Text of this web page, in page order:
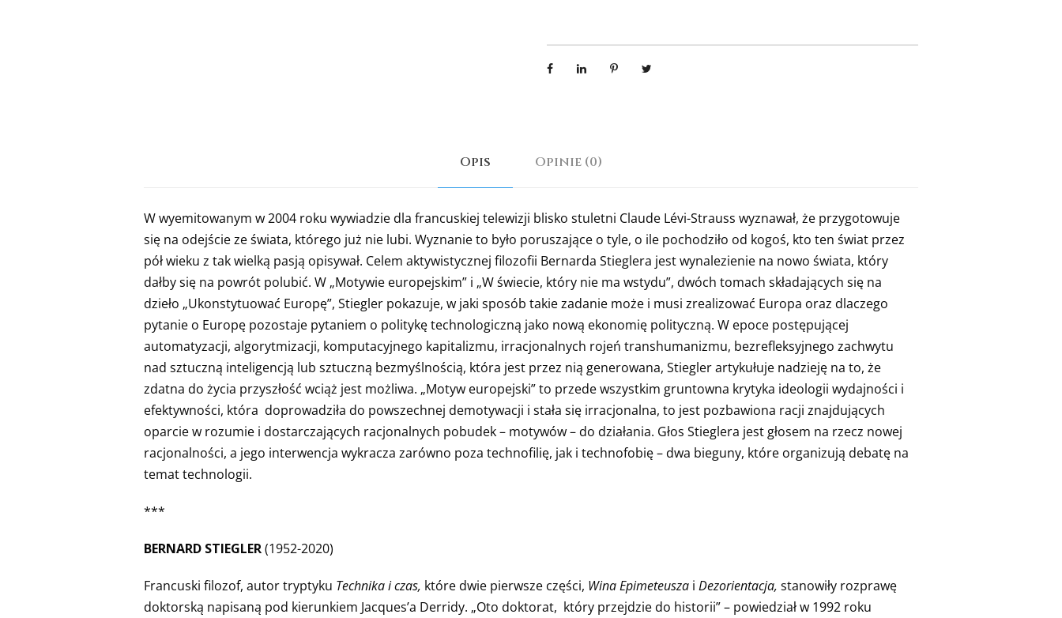
Opis Opinie (0)
W wyemitowanym w 2004 roku wywiadzie dla francuskiej telewizji blisko stuletni Claude Lévi-Strauss wyznawał, że przygotowuje
się na odejście ze świata, którego już nie lubi. Wyznanie to było poruszające o tyle, o ile pochodziło od kogoś, kto ten świat przez
pół wieku z tak wielką pasją opisywał. Celem aktywistycznej filozofii Bernarda Stieglera jest wynalezienie na nowo świata, który
dałby się na powrót polubić. W „Motywie europejskim” i „W świecie, który nie ma wstydu”, dwóch tomach składających się na
dzieło „Ukonstytuować Europę”, Stiegler pokazuje, w jaki sposób takie zadanie może i musi zrealizować Europa oraz dlaczego
pytanie o Europę pozostaje pytaniem o politykę technologiczną jako nową ekonomię polityczną. W epoce postępującej
automatyzacji, algorytmizacji, komputacyjnego kapitalizmu, irracjonalnych rojeń transhumanizmu, bezrefleksyjnego zachwytu
nad sztuczną inteligencją lub sztuczną bezmyślnością, która jest przez nią generowana, Stiegler artykułuje nadzieję na to, że
zdatna do życia przyszłość wciąż jest możliwa. „Motyw europejski” to przede wszystkim gruntowna krytyka ideologii wydajności i
efektywności, która doprowadziła do powszechnej demotywacji i stała się irracjonalna, to jest pozbawiona racji znajdujących
oparcie w rozumie i dostarczających racjonalnych pobudek – motywów – do działania. Głos Stieglera jest głosem na rzecz nowej
racjonalności, a jego interwencja wykracza zarówno poza technofilię, jak i technofobię – dwa bieguny, które organizują debatę na
temat technologii.
***
BERNARD STIEGLER(1952-2020)
Francuski filozof, autor tryptyku Technika i czas, które dwie pierwsze części, Wina Epimeteusza i Dezorientacja, stanowiły rozprawę
doktorską napisaną pod kierunkiem Jacques’a Derridy. „Oto doktorat, który przejdzie do historii” – powiedział w 1992 roku